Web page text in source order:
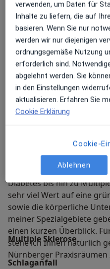
Ein langfristig erhöhter
Risikofaktor für
Herzinfarkt oder
ist es, Bluthochdruck
bleibt dieser nämlich
Hypertonie keine
ich Sie bezüglich
therapeutischer
Blutdrucks.
selbstverständlich auf der
Therapie der zu diesen
gehörenden
Diabetes bis hin zu
sehr viel Wert auf eine
sowie die körperliche
meiner Spezialgebiete
einen kurzen Überblick.
stehe ich Ihnen natürlich
Nürnberger
Multiple Sklerose
Schlaganfall
verwenden, um Daten für
Inhalte zu liefern, die auf
basieren. Wenn Sie nur
werden wir nur diejenigen
ordnungsgemäße Nutzung
erforderlich sind.
abgelehnt werden. Sie
in den Einstellungen
aktualisieren. Erfahren Sie
Cookie Erklärung
Cookie-
Ablehnen